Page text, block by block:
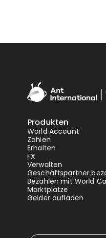
Produkten
World Account
Zahlen
Erhalten
FX
Verwalten
Geschäftspartner
Bezahlen mit World
Marktplätze
Gelder aufladen